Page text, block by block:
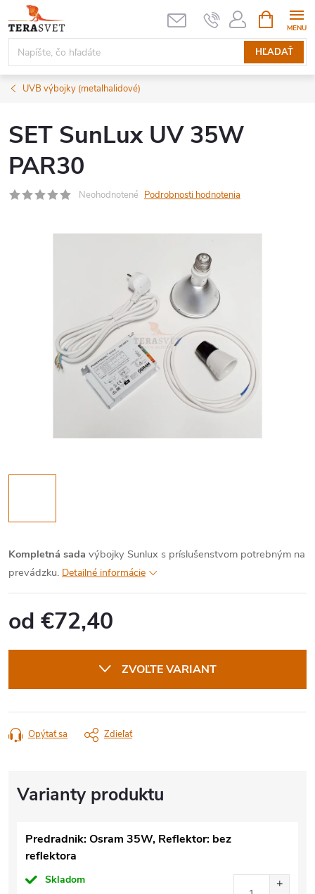
na
obsah
HĽADAŤ
KOŠÍK
UVB výbojky (metalhalidové)
SET SunLux UV 35W
PAR30
Neohodnotené Podrobnosti hodnotenia
Kompletná sada výbojky Sunlux s príslušenstvom potrebným na
prevádzku. Detailné informácie
od €72,40
ZVOĽTE VARIANT
Opýtať sa Zdieľať
Predradnik: Osram 35W, Reflektor: bez
reflektora
Skladom